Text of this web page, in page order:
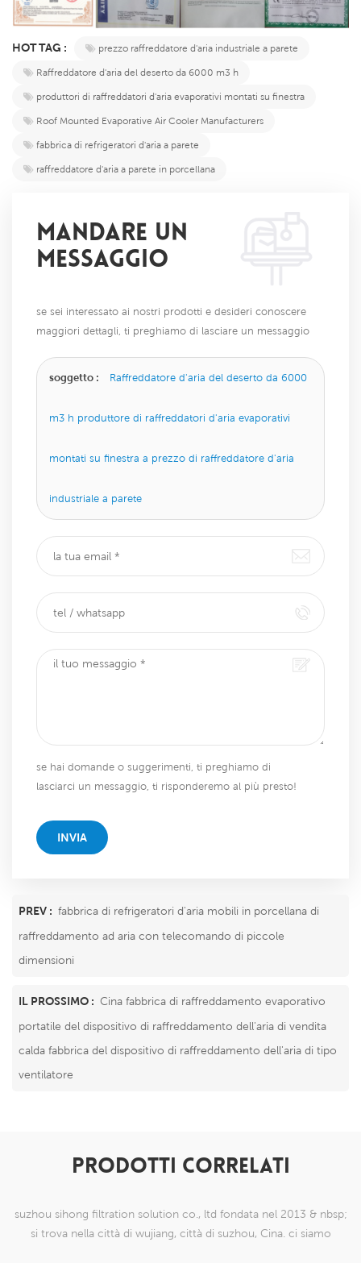
HOT TAG :
prezzo raffreddatore d'aria industriale a parete
Raffreddatore d'aria del deserto da 6000 m3 h
produttori di raffreddatori d'aria evaporativi montati su finestra
Roof Mounted Evaporative Air Cooler Manufacturers
fabbrica di refrigeratori d'aria a parete
raffreddatore d'aria a parete in porcellana
MANDARE UN
MESSAGGIO
se sei interessato ai nostri prodotti e desideri conoscere
maggiori dettagli, ti preghiamo di lasciare un messaggio
soggetto : Raffreddatore d'aria del deserto da 6000
m3 h produttore di raffreddatori d'aria evaporativi
montati su finestra a prezzo di raffreddatore d'aria
industriale a parete
se hai domande o suggerimenti, ti preghiamo di
lasciarci un messaggio, ti risponderemo al più presto!
INVIA
PREV : fabbrica di refrigeratori d'aria mobili in porcellana di
raffreddamento ad aria con telecomando di piccole
dimensioni
IL PROSSIMO : Cina fabbrica di raffreddamento evaporativo
portatile del dispositivo di raffreddamento dell'aria di vendita
calda fabbrica del dispositivo di raffreddamento dell'aria di tipo
ventilatore
PRODOTTI CORRELATI
suzhou sihong filtration solution co., ltd fondata nel 2013 & nbsp;
si trova nella città di wujiang, città di suzhou, Cina. ci siamo